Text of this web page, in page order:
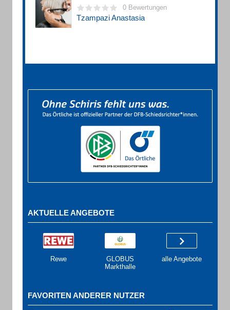
0 Bewertungen
Tzampazi Anastasia
AKTUELLE ANGEBOTE
Rewe
GLOBUS
Markthalle
alle Angebote
FAVORITEN ANDERER NUTZER